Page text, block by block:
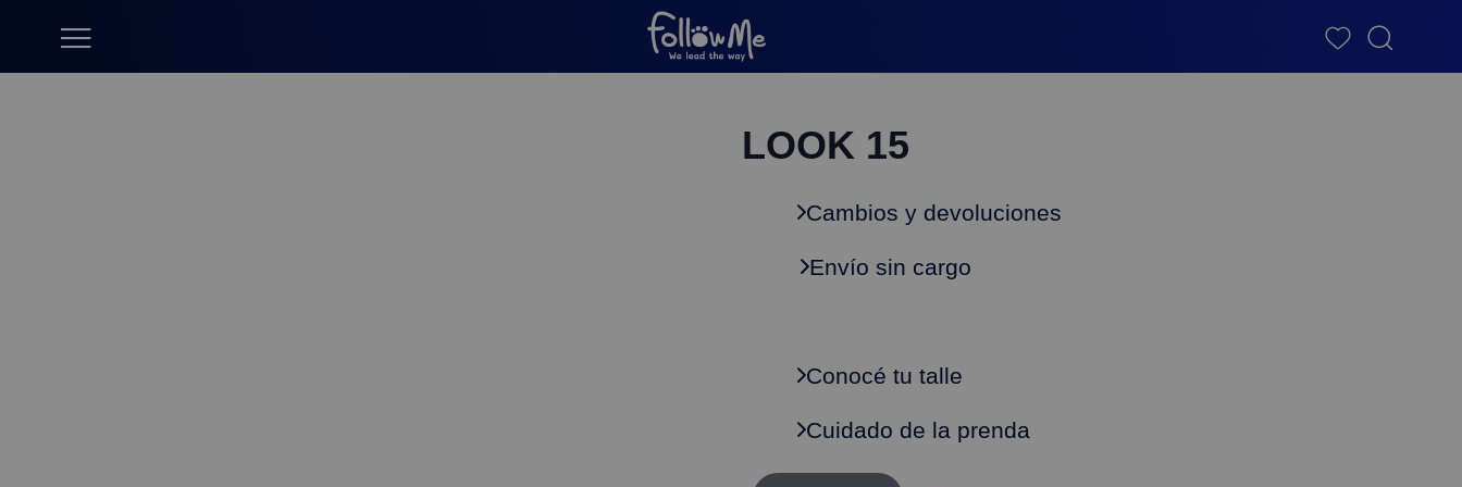
LOOK 15
Cambios y devoluciones
Envío sin cargo
Conocé tu talle
Cuidado de la prenda